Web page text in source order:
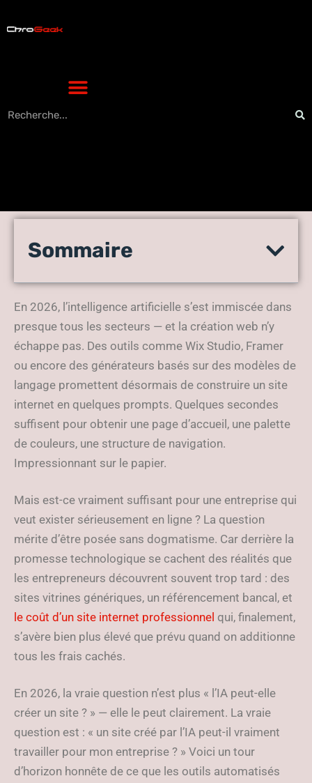
IA vs Agences : Qui gagnera
en 2026 ?
Sommaire
En 2026, l’intelligence artificielle s’est immiscée dans
presque tous les secteurs — et la création web n’y
échappe pas. Des outils comme Wix Studio, Framer
ou encore des générateurs basés sur des modèles de
langage promettent désormais de construire un site
internet en quelques prompts. Quelques secondes
suffisent pour obtenir une page d’accueil, une palette
de couleurs, une structure de navigation.
Impressionnant sur le papier.
Mais est-ce vraiment suffisant pour une entreprise qui
veut exister sérieusement en ligne ? La question
mérite d’être posée sans dogmatisme. Car derrière la
promesse technologique se cachent des réalités que
les entrepreneurs découvrent souvent trop tard : des
sites vitrines génériques, un référencement bancal, et
le coût d’un site internet professionnel qui, finalement,
s’avère bien plus élevé que prévu quand on additionne
tous les frais cachés.
En 2026, la vraie question n’est plus « l’IA peut-elle
créer un site ? » — elle le peut clairement. La vraie
question est : « un site créé par l’IA peut-il vraiment
travailler pour mon entreprise ? » Voici un tour
d’horizon honnête de ce que les outils automatisés